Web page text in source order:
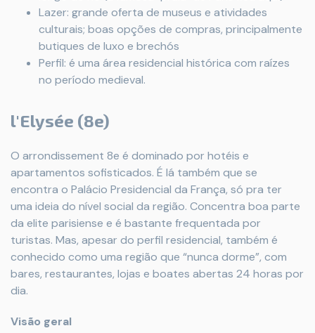
Lazer: grande oferta de museus e atividades
culturais; boas opções de compras, principalmente
butiques de luxo e brechós
Perfil: é uma área residencial histórica com raízes
no período medieval.
l'Elysée (8e)
O arrondissement 8e é dominado por hotéis e
apartamentos sofisticados. É lá também que se
encontra o Palácio Presidencial da França, só pra ter
uma ideia do nível social da região. Concentra boa parte
da elite parisiense e é bastante frequentada por
turistas. Mas, apesar do perfil residencial, também é
conhecido como uma região que “nunca dorme”, com
bares, restaurantes, lojas e boates abertas 24 horas por
dia.
Visão geral